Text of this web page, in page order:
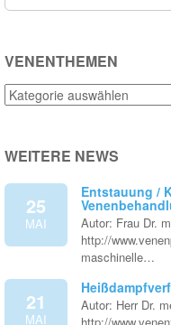
VENENTHEMEN
Venenthemen
WEITERE NEWS
25
MAI
Entstauung /
Autor: Frau Dr.
http://
maschinelle…
21
MAI
Autor: Herr Dr.